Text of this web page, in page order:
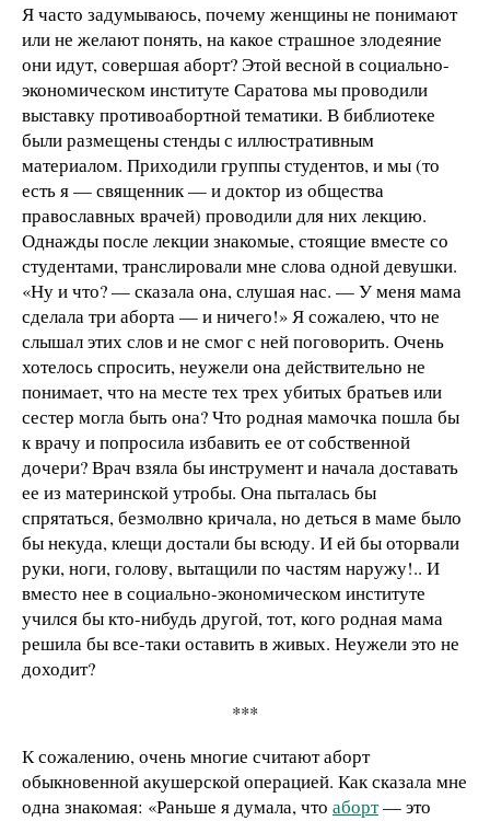
Я часто задумываюсь, почему женщины не понимают
или не желают понять, на какое страшное злодеяние
они идут, совершая аборт? Этой весной в социально-
экономическом институте Саратова мы проводили
выставку противоабортной тематики. В библиотеке
были размещены стенды с иллюстративным
материалом. Приходили группы студентов, и мы (то
есть я — священник — и доктор из общества
православных врачей) проводили для них лекцию.
Однажды после лекции знакомые, стоящие вместе со
студентами, транслировали мне слова одной девушки.
«Ну и что? — сказала она, слушая нас. — У меня мама
сделала три аборта — и ничего!» Я сожалею, что не
слышал этих слов и не смог с ней поговорить. Очень
хотелось спросить, неужели она действительно не
понимает, что на месте тех трех убитых братьев или
сестер могла быть она? Что родная мамочка пошла бы
к врачу и попросила избавить ее от собственной
дочери? Врач взяла бы инструмент и начала доставать
ее из материнской утробы. Она пыталась бы
спрятаться, безмолвно кричала, но деться в маме было
бы некуда, клещи достали бы всюду. И ей бы оторвали
руки, ноги, голову, вытащили по частям наружу!.. И
вместо нее в социально-экономическом институте
учился бы кто-нибудь другой, тот, кого родная мама
решила бы все-таки оставить в живых. Неужели это не
доходит?
***
К сожалению, очень многие считают аборт
обыкновенной акушерской операцией. Как сказала мне
одна знакомая: «Раньше я думала, что аборт— это